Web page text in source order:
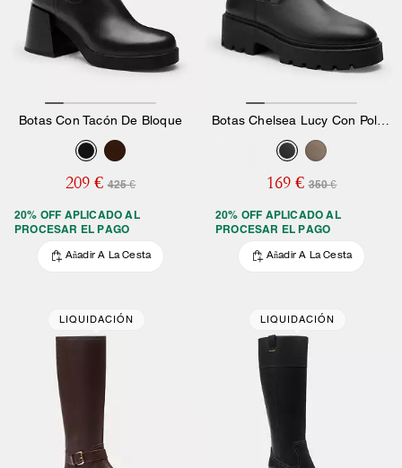
Botas Con Tacón De Bloque
209 € 425 €
20% OFF APLICADO AL
PROCESAR EL PAGO
Añadir A La Cesta
169 € 350 €
20% OFF APLICADO AL
PROCESAR EL PAGO
Añadir A La Cesta
LIQUIDACIÓN LIQUIDACIÓN